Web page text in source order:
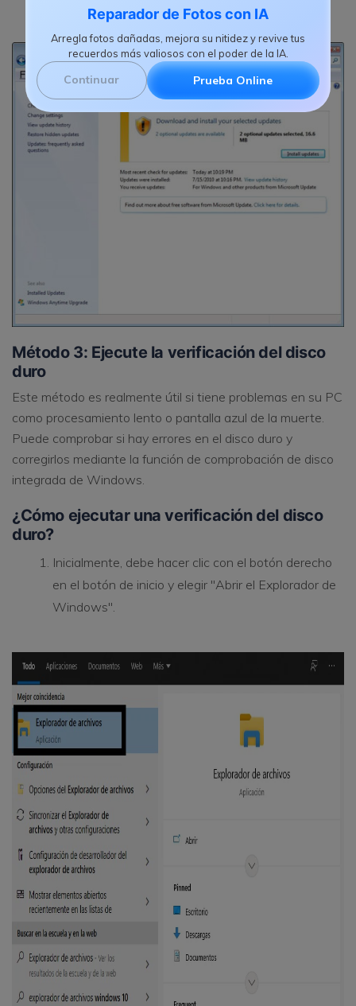
Reparador de Fotos con IA
Arregla fotos dañadas, mejora su nitidez y revive tus
recuerdos más valiosos con el poder de la IA.
Continuar Prueba Online
Método 3: Ejecute la verificación del disco
duro
Este método es realmente útil si tiene problemas en su PC
como procesamiento lento o pantalla azul de la muerte.
Puede comprobar si hay errores en el disco duro y
corregirlos mediante la función de comprobación de disco
integrada de Windows.
¿Cómo ejecutar una verificación del disco
duro?
Inicialmente, debe hacer clic con el botón derecho
en el botón de inicio y elegir "Abrir el Explorador de
Windows".